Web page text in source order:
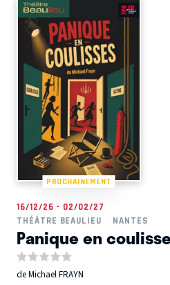
PROCHAINEMENT
16/12/26 - 02/02/27
THÉÂTRE BEAULIEU
NANTES
Panique en
de Michael FRAYN